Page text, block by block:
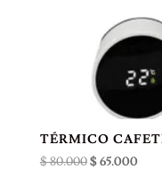
TÉRMICO
$80.000El
$65.000El